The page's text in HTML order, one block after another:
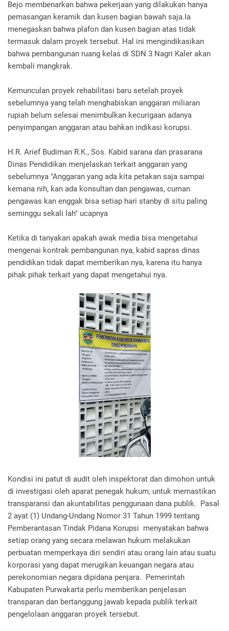
‎Bejo membenarkan bahwa pekerjaan yang dilakukan hanya
pemasangan keramik dan kusen bagian bawah saja.Ia
menegaskan bahwa plafon dan kusen bagian atas tidak
termasuk dalam proyek tersebut. Hal ini mengindikasikan
bahwa pembangunan ruang kelas di SDN 3 Nagri Kaler akan
kembali mangkrak.
‎Kemunculan proyek rehabilitasi baru setelah proyek
sebelumnya yang telah menghabiskan anggaran miliaran
rupiah belum selesai menimbulkan kecurigaan adanya
penyimpangan anggaran atau bahkan indikasi korupsi.
‎H.R. Arief Budiman R.K., Sos. Kabid sarana dan prasarana
Dinas Pendidikan menjelaskan terkait anggaran yang
sebelumnya "Anggaran yang ada kita petakan saja sampai
kemana nih, kan ada konsultan dan pengawas, cuman
pengawas kan enggak bisa setiap hari stanby di situ paling
seminggu sekali lah" ucapnya
Ketika di tanyakan apakah awak media bisa mengetahui
mengenai kontrak pembangunan nya, kabid sapras dinas
pendidikan tidak dapat memberikan nya, karena itu hanya
pihak pihak terkait yang dapat mengetahui nya.
‎Kondisi ini patut di audit oleh inspektorat dan dimohon untuk
di investigasi oleh aparat penegak hukum, untuk memastikan
transparansi dan akuntabilitas penggunaan dana publik. Pasal
2 ayat (1) Undang-Undang Nomor 31 Tahun 1999 tentang
Pemberantasan Tindak Pidana Korupsi menyatakan bahwa
setiap orang yang secara melawan hukum melakukan
perbuatan memperkaya diri sendiri atau orang lain atau suatu
korporasi yang dapat merugikan keuangan negara atau
perekonomian negara dipidana penjara. Pemerintah
Kabupaten Purwakarta perlu memberikan penjelasan
transparan dan bertanggung jawab kepada publik terkait
pengelolaan anggaran proyek tersebut.